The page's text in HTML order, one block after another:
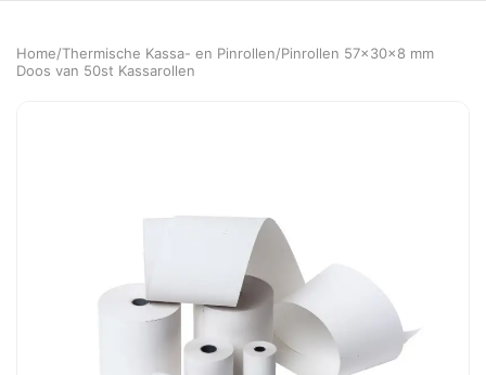
Home/Thermische Kassa- en Pinrollen/Pinrollen 57x30x8 mm
Doos van 50st Kassarollen